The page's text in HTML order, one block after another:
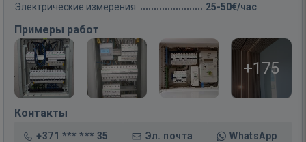
Электрические измерения 25-50€/час
Примеры работ
+175
Контакты
+371 *** *** 35 Эл. почта WhatsApp